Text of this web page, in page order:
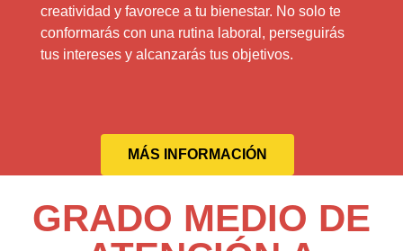
creatividad y favorece a tu bienestar. No solo te
conformarás con una rutina laboral, perseguirás
tus intereses y alcanzarás tus objetivos.
MÁS INFORMACIÓN
GRADO MEDIO DE